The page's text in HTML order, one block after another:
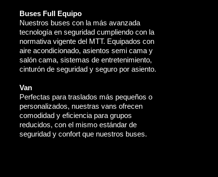
Buses Full Equipo
Nuestros buses con la más avanzada
tecnología en seguridad cumpliendo con la
normativa vigente del MTT. Equipados con
aire acondicionado, asientos semi cama y
salón cama, sistemas de entretenimiento,
cinturón de seguridad y seguro por asiento.
Van
Perfectas para traslados más pequeños o
personalizados, nuestras vans ofrecen
comodidad y eficiencia para grupos
reducidos, con el mismo estándar de
seguridad y confort que nuestros buses.